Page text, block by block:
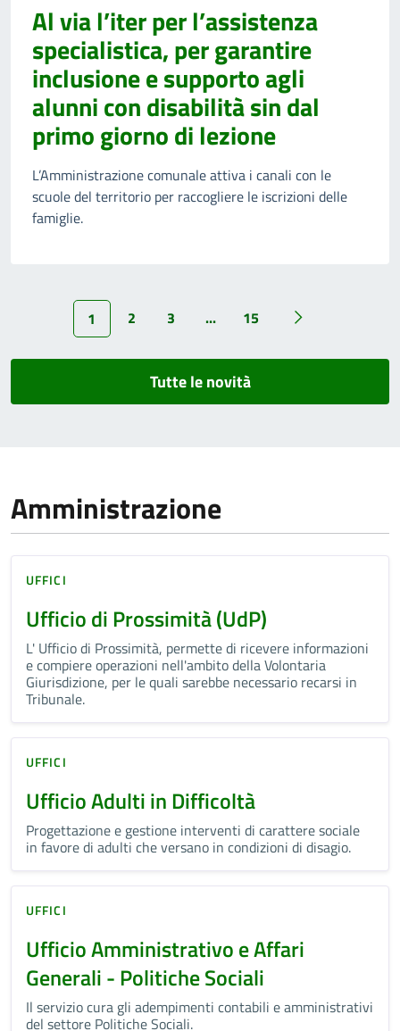
Al via l’iter per l’assistenza
specialistica, per garantire
inclusione e supporto agli
alunni con disabilità sin dal
primo giorno di lezione
L’Amministrazione comunale attiva i canali con le
scuole del territorio per raccogliere le iscrizioni delle
famiglie.
1 2 3 ... 15
Tutte le novità
Amministrazione
UFFICI
Ufficio di Prossimità (UdP)
L' Ufficio di Prossimità, permette di ricevere informazioni
e compiere operazioni nell'ambito della Volontaria
Giurisdizione, per le quali sarebbe necessario recarsi in
Tribunale.
UFFICI
Ufficio Adulti in Difficoltà
Progettazione e gestione interventi di carattere sociale
in favore di adulti che versano in condizioni di disagio.
UFFICI
Ufficio Amministrativo e Affari
Generali - Politiche Sociali
Il servizio cura gli adempimenti contabili e amministrativi
del settore Politiche Sociali.